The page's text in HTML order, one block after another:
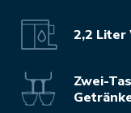
2,2 Liter
Zwei-